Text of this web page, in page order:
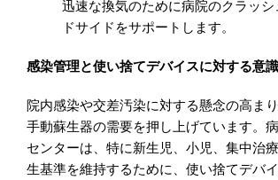
迅速な換気のために病院のクラッ
ドサイドをサポートします。
感染管理と使い捨てデバイスに対する意
院内感染や交差汚染に対する懸念の高ま
手動蘇生器の需要を押し上げています。
センターは、特に新生児、小児、集中治
生基準を維持するために、使い捨てデバ